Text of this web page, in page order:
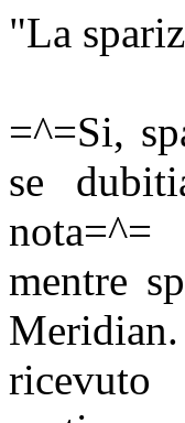
"La
=^=Si,
se
nota=^=
mentre
ricevuto